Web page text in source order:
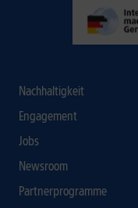
Nachhaltigkeit
Engagement
Jobs
Newsroom
Partnerprogramme